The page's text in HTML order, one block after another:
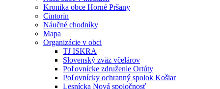
Kronika obce Horné Pršany
Cintorín
Náučné chodníky
Mapa
Organizácie v obci
TJ ISKRA
Slovenský zväz včelárov
Poľovnícke združenie Ortúty
Poľovnícky ochranný spolok Košiar
Lesnícka Nová spoločnosť